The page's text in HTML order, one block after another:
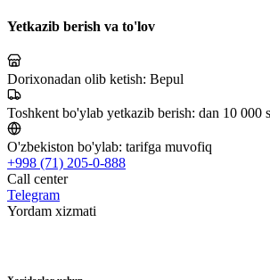
Yetkazib berish va to'lov
Dorixonadan olib ketish: Bepul
Toshkent bo'ylab yetkazib berish: dan 10 000
O'zbekiston bo'ylab: tarifga muvofiq
+998 (71) 205-0-888
Call center
Telegram
Yordam xizmati